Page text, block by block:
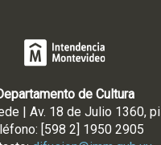
de Cultura
| Av. 18 de Julio 1360,
[598 2] 1950 2905